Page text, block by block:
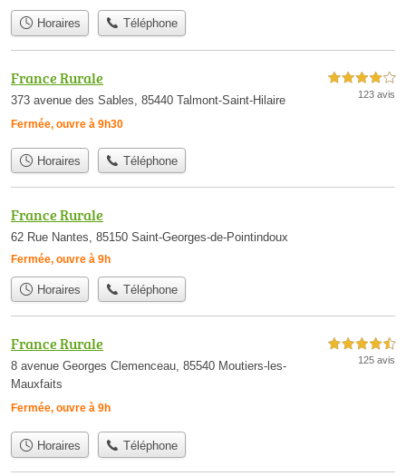
Horaires Téléphone
France Rurale
373 avenue des Sables, 85440 Talmont-Saint-Hilaire
Fermée, ouvre à 9h30
4,0 étoiles sur 5
123 avis
Horaires Téléphone
France Rurale
62 Rue Nantes, 85150 Saint-Georges-de-Pointindoux
Fermée, ouvre à 9h
Horaires Téléphone
France Rurale
8 avenue Georges Clemenceau, 85540 Moutiers-les-
Mauxfaits
Fermée, ouvre à 9h
4,5 étoiles sur 5
125 avis
Horaires Téléphone